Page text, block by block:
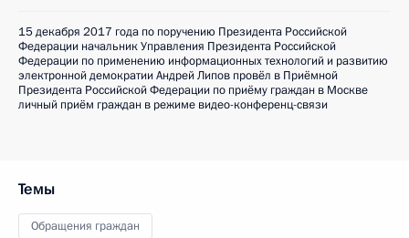
15 декабря 2017 года по поручению Президента Российской
Федерации начальник Управления Президента Российской
Федерации по применению информационных технологий и развитию
электронной демократии Андрей Липов провёл в Приёмной
Президента Российской Федерации по приёму граждан в Москве
личный приём граждан в режиме видео-конференц-связи
Темы
Обращения граждан